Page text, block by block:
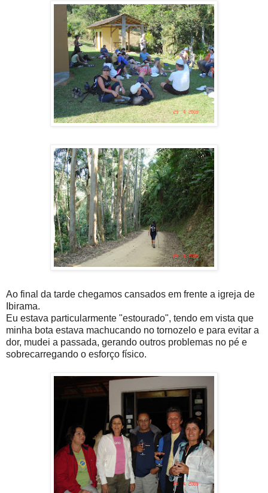
Ao final da tarde chegamos cansados em frente a igreja de
Ibirama.
Eu estava particularmente "estourado", tendo em vista que
minha bota estava machucando no tornozelo e para evitar a
dor, mudei a passada, gerando outros problemas no pé e
sobrecarregando o esforço físico.